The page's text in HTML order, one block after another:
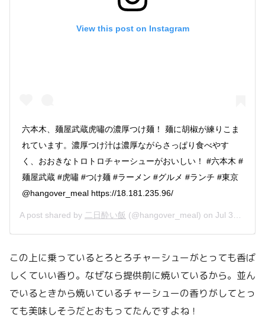
View this post on Instagram
六本木、麺屋武蔵虎嘯の濃厚つけ麺！ 麺に胡椒が練りこま
れています。濃厚つけ汁は濃厚ながらさっぱり食べやす
く、おおきなトロトロチャーシューがおいしい！ #六本木 #
麺屋武蔵 #虎嘯 #つけ麺 #ラーメン #グルメ #ランチ #東京
@hangover_meal https://18.181.235.96/
A post shared by 二日酔い飯 (@hangover_meal) on Jul 30, 2019 at 12:28am PDT
この上に乗っているとろとろチャーシューがとっても香ば
しくていい香り。なぜなら提供前に焼いているから。並ん
でいるときから焼いているチャーシューの香りがしてとっ
ても美味しそうだとおもってたんですよね！